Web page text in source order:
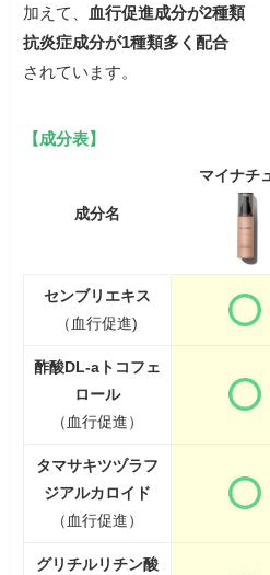
加えて、
血行促進成分が2種類
抗炎症成分が1種類多く配合
されています。
【成分表】
成分名
マイナチ
センブリエキス
（血行促進)
酢酸DL-aトコフェ
ロール
（血行促進）
タマサキツヅラフ
ジアルカロイド
（血行促進）
グリチルリチン酸